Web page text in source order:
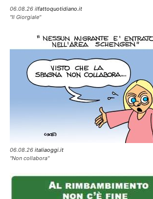
06.08.26 ilfattoquotidiano.it
"Il Giorgiale"
06.08.26 italiaoggi.it
"Non collabora"